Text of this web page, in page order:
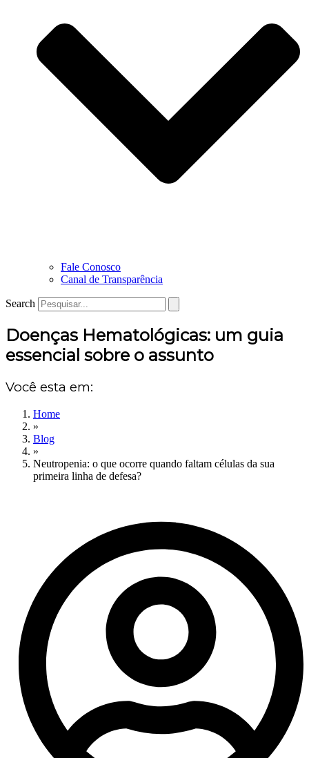
Fale Conosco
Canal de Transparência
Search
Doenças Hematológicas: um guia
essencial sobre o assunto
Você esta em:
Home
»
Blog
»
Neutropenia: o que ocorre quando faltam células da sua
primeira linha de defesa?